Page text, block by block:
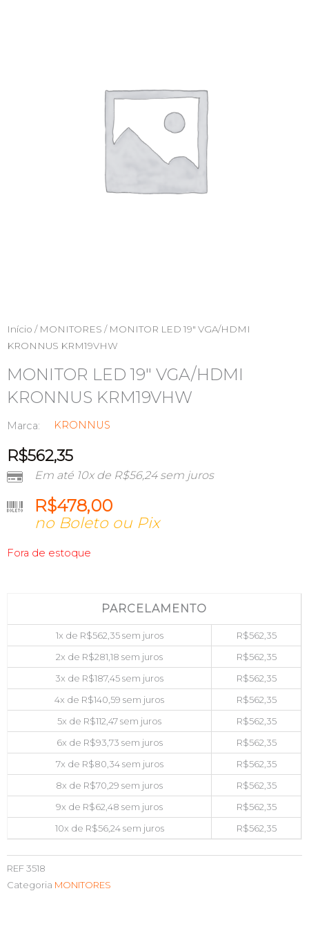
Início / MONITORES / MONITOR LED 19″ VGA/HDMI
KRONNUS KRM19VHW
MONITOR LED 19″ VGA/HDMI
KRONNUS KRM19VHW
Marca: KRONNUS
R$562,35
Em até 10x de R$56,24sem juros
R$478,00
no Boleto ou Pix
Fora de estoque
PARCELAMENTO
1x de R$562,35sem juros R$562,35
2x de R$281,18 sem juros R$562,35
3x de R$187,45sem juros R$562,35
4x de R$140,59 sem juros R$562,35
5x de R$112,47sem juros R$562,35
6x de R$93,73 sem juros R$562,35
7x de R$80,34sem juros R$562,35
8x de R$70,29 sem juros R$562,35
9x de R$62,48 sem juros R$562,35
10x de R$56,24sem juros R$562,35
REF3518
Categoria MONITORES